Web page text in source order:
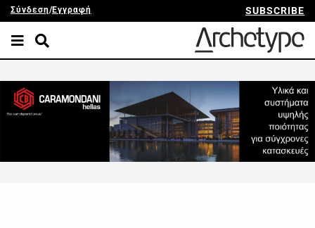
Σύνδεση/Εγγραφή SUBSCRIBE